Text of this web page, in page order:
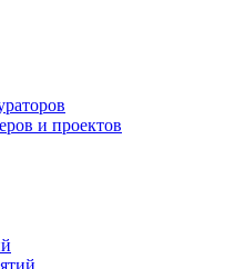
и проектов